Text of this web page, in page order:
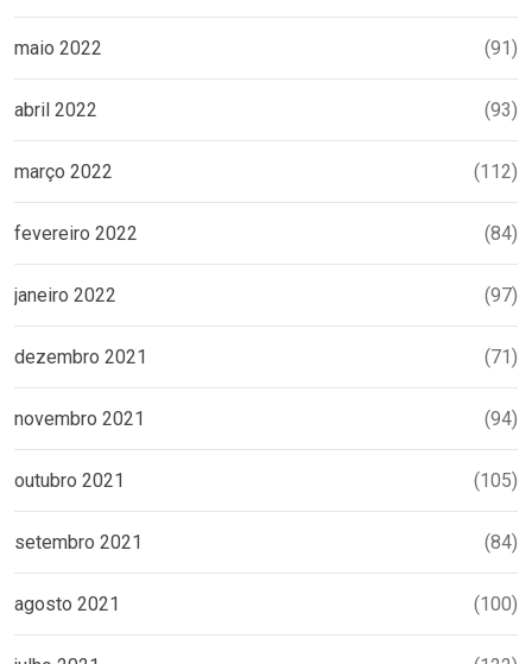
maio 2022 (91)
abril 2022 (93)
março 2022 (112)
fevereiro 2022 (84)
janeiro 2022 (97)
dezembro 2021 (71)
novembro 2021 (94)
outubro 2021 (105)
setembro 2021 (84)
agosto 2021 (100)